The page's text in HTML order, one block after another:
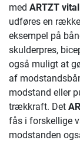
med ARTZT
udføres en
eksempel på
skulderpres,
også muligt at
af
modstand eller
trækkraft. Det
fås i forskellige
modstanden